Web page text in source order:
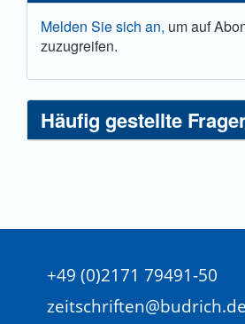
Melden Sie sich an, um auf
zuzugreifen.
Häufig gestellte
+49 (0)2171 79491-50
zeitschriften@budrich.de